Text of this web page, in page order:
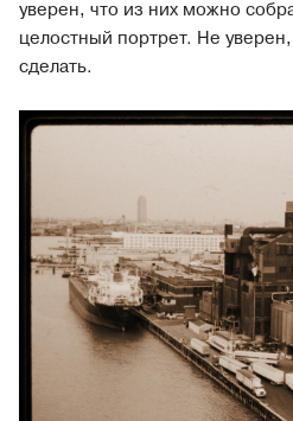
уверен, что из них можно
целостный портрет. Не
сделать.